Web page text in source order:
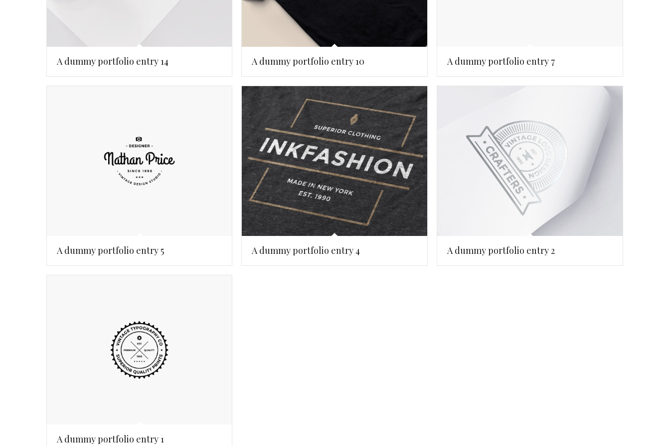
A dummy portfolio entry 14 A dummy portfolio entry 10 A dummy portfolio entry 7
A dummy portfolio entry 5 A dummy portfolio entry 4 A dummy portfolio entry 2
A dummy portfolio entry 1